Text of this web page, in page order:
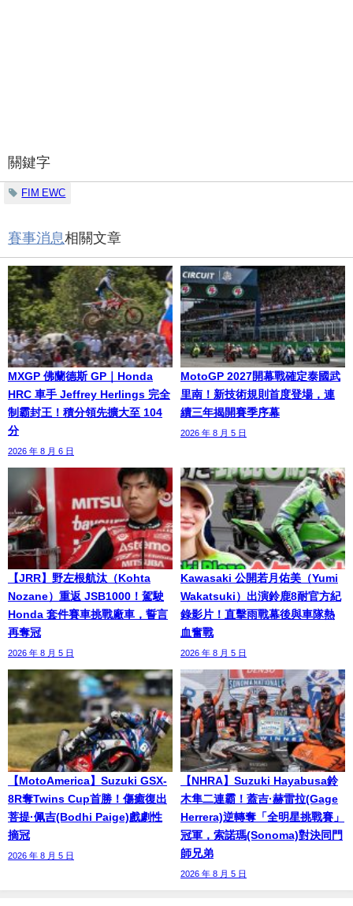
關鍵字
FIM EWC
賽事消息相關文章
MXGP 佛蘭德斯 GP｜Honda
HRC 車手 Jeffrey Herlings 完全
制霸封王！積分領先擴大至 104
分
2026 年 8 月 6 日
MotoGP 2027開幕戰確定泰國武
里南！新技術規則首度登場，連
續三年揭開賽季序幕
2026 年 8 月 5 日
【JRR】野左根航汰（Kohta
Nozane）重返 JSB1000！駕駛
Honda 套件賽車挑戰廠車，誓言
再奪冠
2026 年 8 月 5 日
Kawasaki 公開若月佑美（Yumi
Wakatsuki）出演鈴鹿8耐官方紀
錄影片！直擊雨戰幕後與車隊熱
血奮戰
2026 年 8 月 5 日
【MotoAmerica】Suzuki GSX-
8R奪Twins Cup首勝！傷癒復出
菩提·佩吉(Bodhi Paige)戲劇性
摘冠
2026 年 8 月 5 日
【NHRA】Suzuki Hayabusa鈴
木隼二連霸！蓋吉·赫雷拉(Gage
Herrera)逆轉奪「全明星挑戰賽」
冠軍，索諾瑪(Sonoma)對決同門
師兄弟
2026 年 8 月 5 日